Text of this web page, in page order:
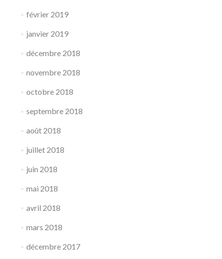
février 2019
janvier 2019
décembre 2018
novembre 2018
octobre 2018
septembre 2018
août 2018
juillet 2018
juin 2018
mai 2018
avril 2018
mars 2018
décembre 2017